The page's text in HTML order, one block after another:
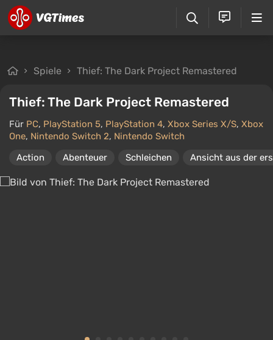
Spiele Thief: The Dark Project Remastered
Thief: The Dark Project Remastered
Für PC, PlayStation 5, PlayStation 4, Xbox Series X/S, Xbox
One, Nintendo Switch 2, Nintendo Switch
Action
Abenteuer Schleichen Ansicht aus der